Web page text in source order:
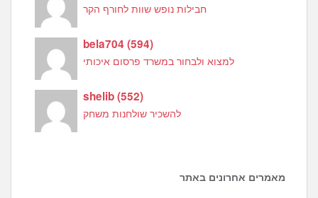
חבילות נופש שוות לחורף הקר
bela704(594)
למצוא ולבחור במשרד פרסום איכותי
shelib(552)
להשכיר שולחנות משחק
מאמרים אחרונים באתר